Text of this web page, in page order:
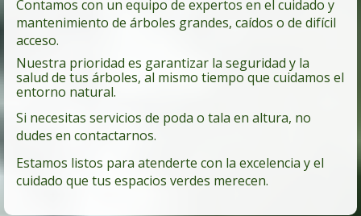
Contamos con un equipo de expertos en el cuidado y
mantenimiento de árboles grandes, caídos o de difícil
acceso.
Nuestra prioridad es garantizar la seguridad y la
salud de tus árboles, al mismo tiempo que cuidamos el
entorno natural.
Si necesitas servicios de poda o tala en altura, no
dudes en contactarnos.
Estamos listos para atenderte con la excelencia y el
cuidado que tus espacios verdes merecen.